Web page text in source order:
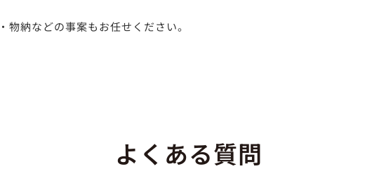
納などの事案もお任せください。
よくある質問